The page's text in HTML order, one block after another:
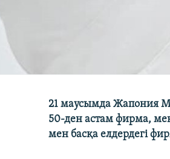
21 маусымда Жапония
50-ден астам фирма,
мен басқа елдердегі